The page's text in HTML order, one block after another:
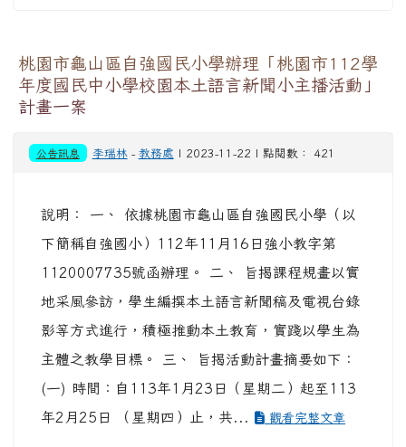
桃園市龜山區自強國民小學辦理「桃園市112學
年度國民中小學校園本土語言新聞小主播活動」
計畫一案
公告訊息 李瑞林- 教務處 | 2023-11-22 | 點閱數： 421
說明： 一、 依據桃園市龜山區自強國民小學（以
下簡稱自強國小）112年11月16日強小教字第
1120007735號函辦理。 二、 旨揭課程規畫以實
地采風參訪，學生編撰本土語言新聞稿及電視台錄
影等方式進行，積極推動本土教育，實踐以學生為
主體之教學目標。 三、 旨揭活動計畫摘要如下：
(一) 時間：自113年1月23日（星期二）起至113
年2月25日 （星期四）止，共...
觀看完整文章